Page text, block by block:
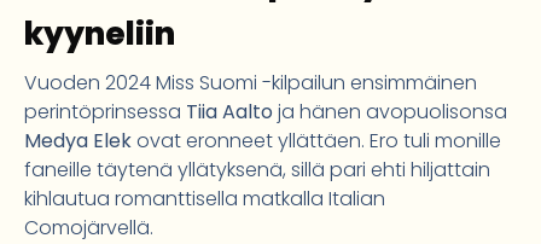
kyyneliin
Vuoden 2024 Miss Suomi -kilpailun ensimmäinen
perintöprinsessa Tiia Aalto ja hänen avopuolisonsa
Medya Elekovat eronneet yllättäen. Ero tuli monille
faneille täytenä yllätyksenä, sillä pari ehti hiljattain
kihlautua romanttisella matkalla Italian
Comojärvellä.